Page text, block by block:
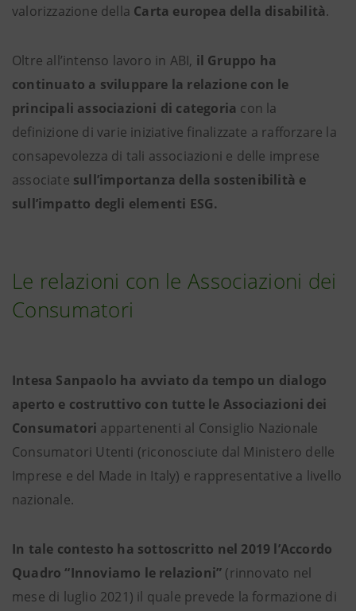
valorizzazione della Carta europea della disabilità.
Oltre all’intenso lavoro in ABI, il Gruppo ha
continuato a sviluppare la relazione con le
principali associazioni di categoria con la
definizione di varie iniziative finalizzate a rafforzare la
consapevolezza di tali associazioni e delle imprese
associate sull’importanza della sostenibilità e
sull’impatto degli elementi ESG.
Le relazioni con le Associazioni dei
Consumatori
Intesa Sanpaolo ha avviato da tempo un dialogo
aperto e costruttivo con tutte le Associazioni dei
Consumatori appartenenti al Consiglio Nazionale
Consumatori Utenti (riconosciute dal Ministero delle
Imprese e del Made in Italy) e rappresentative a livello
nazionale.
In tale contesto ha sottoscritto nel 2019 l’Accordo
Quadro “Innoviamo le relazioni” (rinnovato nel
mese di luglio 2021) il quale prevede la formazione di